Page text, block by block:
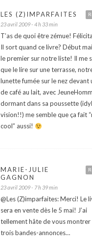
LES (Z)IMPARFAITES
23 avril 2009 - 4 h 33 min
T’as de quoi être zémue!
Il sort quand ce livre? Début
le premier sur notre liste! Il me
que le lire sur une terrasse,
lunette fumée sur le nez devant
de café au lait, avec
dormant dans sa poussette
vision!!) me semble que ça fait
cool” aussi!
MARIE-JULIE
GAGNON
23 avril 2009 - 7 h 39 min
@Les (Z)imparfaites: Merci! Le
sera en vente dès le 5 mai! J’ai
tellement hâte de vous montrer
trois bandes-annonces…